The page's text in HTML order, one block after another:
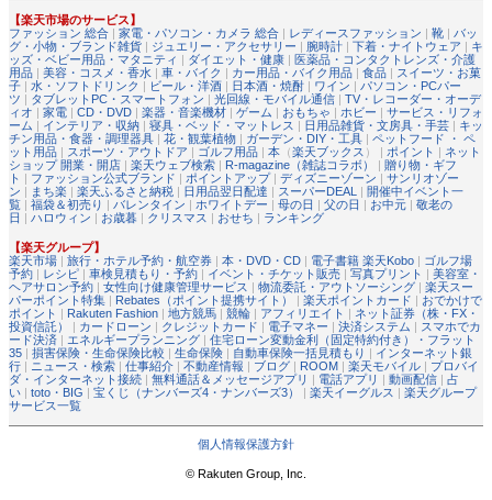
【楽天市場のサービス】
ファッション 総合 | 家電・パソコン・カメラ 総合 | レディースファッション | 靴 | バッ
グ・小物・ブランド雑貨 | ジュエリー・アクセサリー | 腕時計 | 下着・ナイトウェア | キ
ッズ・ベビー用品・マタニティ | ダイエット・健康 | 医薬品・コンタクトレンズ・介護
用品 | 美容・コスメ・香水 | 車・バイク | カー用品・バイク用品 | 食品 | スイーツ・お菓
子 | 水・ソフトドリンク | ビール・洋酒 | 日本酒・焼酎 | ワイン | パソコン・PCパー
ツ | タブレットPC・スマートフォン | 光回線・モバイル通信 | TV・レコーダー・オーデ
ィオ | 家電 | CD・DVD | 楽器・音楽機材 | ゲーム | おもちゃ | ホビー | サービス・リフォ
ーム | インテリア・収納 | 寝具・ベッド・マットレス | 日用品雑貨・文房具・手芸 | キッ
チン用品・食器・調理器具 | 花・観葉植物 | ガーデン・DIY・工具 | ペットフード ・ ペ
ット用品 | スポーツ・アウトドア | ゴルフ用品 | 本 （楽天ブックス ） | ポイント | ネット
ショップ 開業・開店 | 楽天ウェブ検索 | R-magazine（雑誌コラボ） | 贈り物・ギフ
ト | ファッション公式ブランド | ポイントアップ| ディズニーゾーン | サンリオゾー
ン | まち楽 | 楽天ふるさと納税 | 日用品翌日配達 | スーパーDEAL | 開催中イベント一
覧 | 福袋＆初売り | バレンタイン | ホワイトデー | 母の日 | 父の日 | お中元 | 敬老の
日 | ハロウィン | お歳暮 | クリスマス | おせち | ランキング
【楽天グループ】
楽天市場 | 旅行・ホテル予約・航空券 | 本・DVD・CD | 電子書籍 楽天Kobo | ゴルフ場
予約 | レシピ | 車検見積もり・予約 | イベント・チケット販売 | 写真プリント | 美容室・
ヘアサロン予約 | 女性向け健康管理サービス | 物流委託・アウトソーシング | 楽天スー
パーポイント特集 | Rebates（ポイント提携サイト） | 楽天ポイントカード | おでかけで
ポイント | Rakuten Fashion | 地方競馬 | 競輪 | アフィリエイト | ネット証券（株・FX・
投資信託）
| カードローン | クレジットカード | 電子マネー | 決済システム | スマホでカ
ード決済 | エネルギープランニング | 住宅ローン変動金利（固定特約付き）・フラット
35 | 損害保険・生命保険比較 | 生命保険 | 自動車保険一括見積もり | インターネット銀
行 | ニュース・検索 | 仕事紹介 | 不動産情報 | ブログ | ROOM | 楽天モバイル | プロバイ
ダ・インターネット接続 | 無料通話＆メッセージアプリ | 電話アプリ | 動画配信 | 占
い | toto・BIG | 宝くじ（ナンバーズ4・ナンバーズ3） | 楽天イーグルス | 楽天グループ
サービス一覧
個人情報保護方針
© Rakuten Group, Inc.